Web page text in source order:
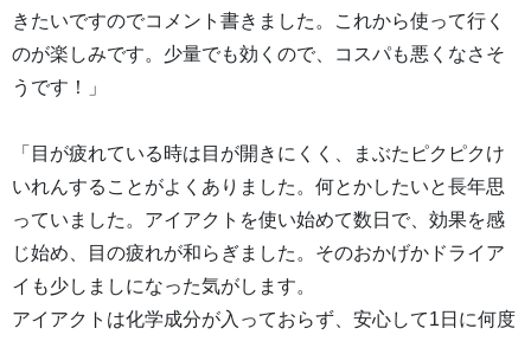
きたいですのでコメント書きました。これから使って行く
のが楽しみです。少量でも効くので、コスパも悪くなさそ
うです！」
「目が疲れている時は目が開きにくく、まぶたピクピクけ
いれんすることがよくありました。何とかしたいと長年思
っていました。アイアクトを使い始めて数日で、効果を感
じ始め、目の疲れが和らぎました。そのおかげかドライア
イも少しましになった気がします。
アイアクトは化学成分が入っておらず、安心して1日に何度